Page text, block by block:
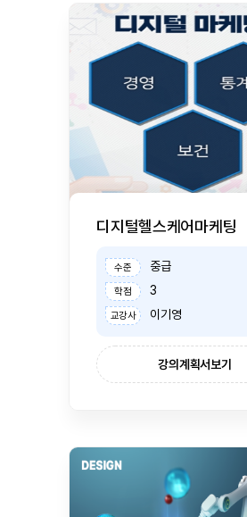
디지털헬스케어마케팅
수준 중급
학점 3
교강사 이기영
강의계획서보기